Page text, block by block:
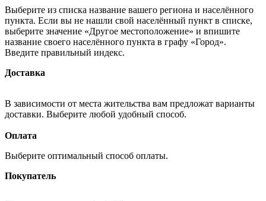
Выберите из списка название вашего региона и населённого
пункта. Если вы не нашли свой населённый пункт в списке,
выберите значение «Другое местоположение» и впишите
название своего населённого пункта в графу «Город».
Введите правильный индекс.
Доставка
В зависимости от места жительства вам предложат варианты
доставки. Выберите любой удобный способ.
Оплата
Выберите оптимальный способ оплаты.
Покупатель